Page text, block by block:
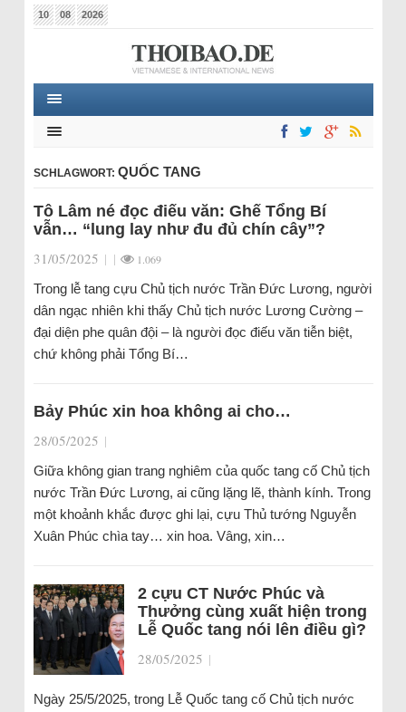
10 08 2026
SCHLAGWORT: QUỐC TANG
Tô Lâm né đọc điếu văn: Ghế Tổng Bí
vẫn… “lung lay như đu đủ chín cây”?
31/05/2025 | | 1.069
Trong lễ tang cựu Chủ tịch nước Trần Đức Lương, người
dân ngạc nhiên khi thấy Chủ tịch nước Lương Cường –
đại diện phe quân đội – là người đọc điếu văn tiễn biệt,
chứ không phải Tổng Bí…
Bảy Phúc xin hoa không ai cho…
28/05/2025 |
Giữa không gian trang nghiêm của quốc tang cố Chủ tịch
nước Trần Đức Lương, ai cũng lặng lẽ, thành kính. Trong
một khoảnh khắc được ghi lại, cựu Thủ tướng Nguyễn
Xuân Phúc chìa tay… xin hoa. Vâng, xin…
2 cựu CT Nước Phúc và
Thưởng cùng xuất hiện trong
Lễ Quốc tang nói lên điều gì?
28/05/2025 |
Ngày 25/5/2025, trong Lễ Quốc tang cố Chủ tịch nước